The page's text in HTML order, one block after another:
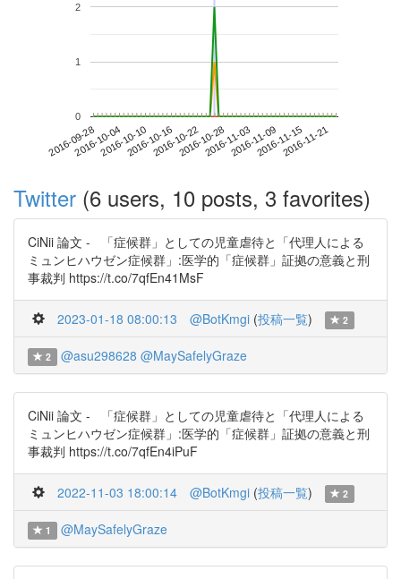
2016-09-282016-10-042016-10-102016-10-162016-10-222016-10-282016-11-032016-11-092016-11-152016-11-21
0
1
2
Twitter (6 users, 10 posts, 3 favorites)
CiNii 論文 - 「症候群」としての児童虐待と「代理人による
ミュンヒハウゼン症候群」:医学的「症候群」証拠の意義と刑
事裁判 https://t.co/7qfEn41MsF
2023-01-18 08:00:13 @BotKmgi (投稿一覧) 2
2 @asu298628 @MaySafelyGraze
CiNii 論文 - 「症候群」としての児童虐待と「代理人による
ミュンヒハウゼン症候群」:医学的「症候群」証拠の意義と刑
事裁判 https://t.co/7qfEn4iPuF
2022-11-03 18:00:14 @BotKmgi (投稿一覧) 2
1 @MaySafelyGraze